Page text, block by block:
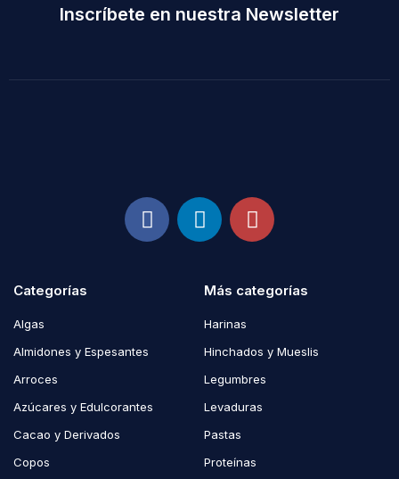
Inscríbete en nuestra Newsletter
Categorías
Algas
Almidones y Espesantes
Arroces
Azúcares y Edulcorantes
Cacao y Derivados
Copos
Más categorías
Harinas
Hinchados y Mueslis
Legumbres
Levaduras
Pastas
Proteínas